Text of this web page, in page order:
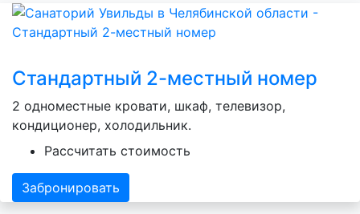
Стандартный 2-местный номер
2 одноместные кровати, шкаф, телевизор,
кондиционер, холодильник.
Рассчитать стоимость
Забронировать